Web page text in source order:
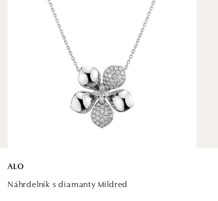
ALO
Náhrdelník s diamanty Mildred